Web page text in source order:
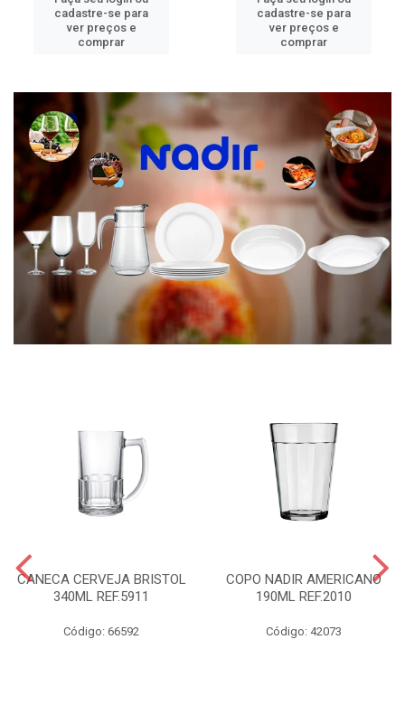
cadastre-se para
ver preços e
comprar
cadastre-se para
ver preços e
comprar
CANECA CERVEJA BRISTOL
340ML REF.5911
Código: 66592
COPO NADIR AMERICANO
190ML REF.2010
Código: 42073